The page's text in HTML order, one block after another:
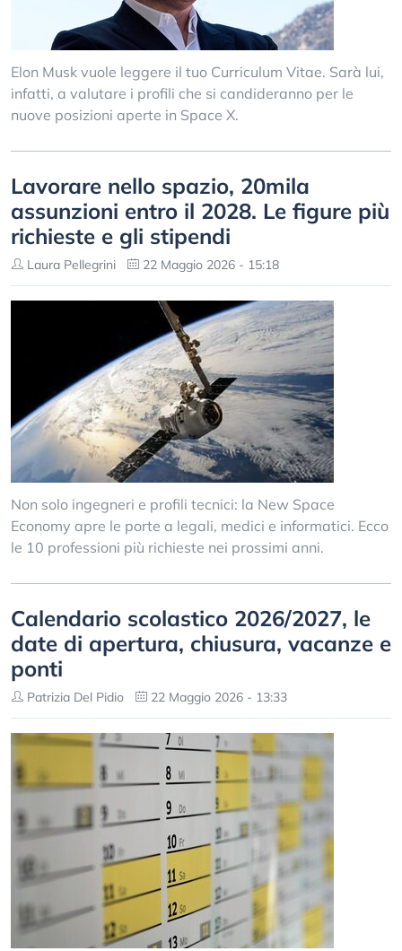
Elon Musk vuole leggere il tuo Curriculum Vitae. Sarà lui,
infatti, a valutare i profili che si candideranno per le
nuove posizioni aperte in Space X.
Lavorare nello spazio, 20mila
assunzioni entro il 2028. Le figure più
richieste e gli stipendi
Laura Pellegrini 22 Maggio 2026 - 15:18
Non solo ingegneri e profili tecnici: la New Space
Economy apre le porte a legali, medici e informatici. Ecco
le 10 professioni più richieste nei prossimi anni.
Calendario scolastico 2026/2027, le
date di apertura, chiusura, vacanze e
ponti
Patrizia Del Pidio 22 Maggio 2026 - 13:33